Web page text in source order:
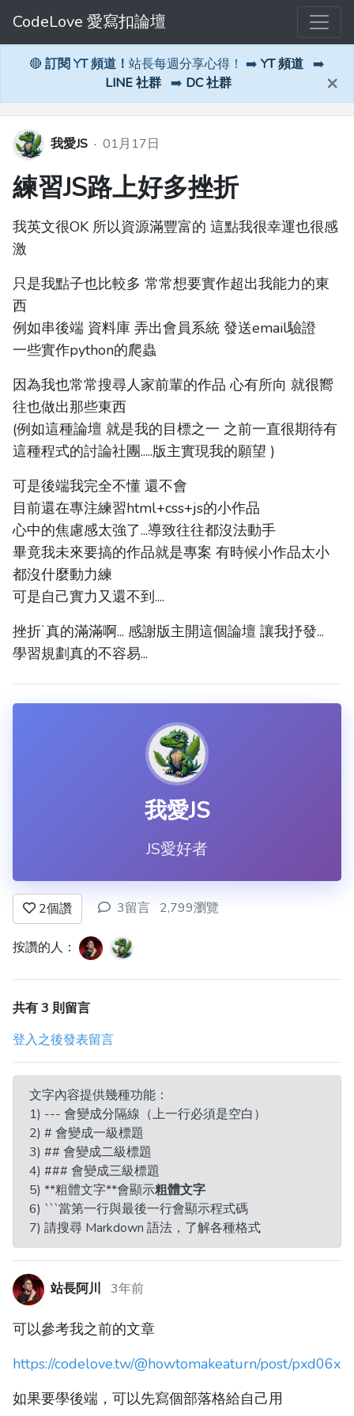
CodeLove 愛寫扣論壇
🔴 訂閱 YT 頻道！ 站長每週分享心得！ ➡️ YT 頻道 ➡️
LINE 社群 ➡️ DC 社群 ×
我愛JS · 01月17日
練習JS路上好多挫折
我英文很OK 所以資源滿豐富的 這點我很幸運也很感
激
只是我點子也比較多 常常想要實作超出我能力的東
西
例如串後端 資料庫 弄出會員系統 發送email驗證
一些實作python的爬蟲
因為我也常常搜尋人家前輩的作品 心有所向 就很嚮
往也做出那些東西
(例如這種論壇 就是我的目標之一 之前一直很期待有
這種程式的討論社團.....版主實現我的願望 )
可是後端我完全不懂 還不會
目前還在專注練習html+css+js的小作品
心中的焦慮感太強了...導致往往都沒法動手
畢竟我未來要搞的作品就是專案 有時候小作品太小
都沒什麼動力練
可是自己實力又還不到....
挫折˙真的滿滿啊... 感謝版主開這個論壇 讓我抒發...
學習規劃真的不容易...
我愛JS
JS愛好者
2個讚 3留言 2,799瀏覽
按讚的人：
共有 3 則留言
登入之後發表留言
文字內容提供幾種功能：
1) --- 會變成分隔線（上一行必須是空白）
2) # 會變成一級標題
3) ## 會變成二級標題
4) ### 會變成三級標題
5) **粗體文字**會顯示粗體文字
6) ```當第一行與最後一行會顯示程式碼
7) 請搜尋 Markdown 語法，了解各種格式
站長阿川 3年前
可以參考我之前的文章
https://codelove.tw/@howtomakeaturn/post/pxd06x
如果要學後端，可以先寫個部落格給自己用